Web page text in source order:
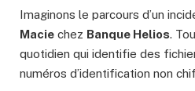
Imaginons le parcours d’un
Macie chez Banque Helios.
quotidien qui identifie des
numéros d’identification non